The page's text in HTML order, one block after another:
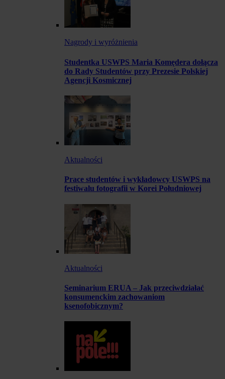
Nagrody i wyróżnienia
Studentka USWPS Maria Komędera dołącza
do Rady Studentów przy Prezesie Polskiej
Agencji Kosmicznej
Aktualności
Prace studentów i wykładowcy USWPS na
festiwalu fotografii w Korei Południowej
Aktualności
Seminarium ERUA – Jak przeciwdziałać
konsumenckim zachowaniom
ksenofobicznym?